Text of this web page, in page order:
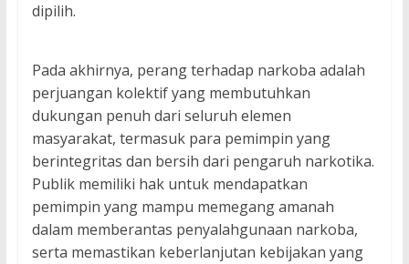
dipilih.
Pada akhirnya, perang terhadap narkoba adalah
perjuangan kolektif yang membutuhkan
dukungan penuh dari seluruh elemen
masyarakat, termasuk para pemimpin yang
berintegritas dan bersih dari pengaruh narkotika.
Publik memiliki hak untuk mendapatkan
pemimpin yang mampu memegang amanah
dalam memberantas penyalahgunaan narkoba,
serta memastikan keberlanjutan kebijakan yang